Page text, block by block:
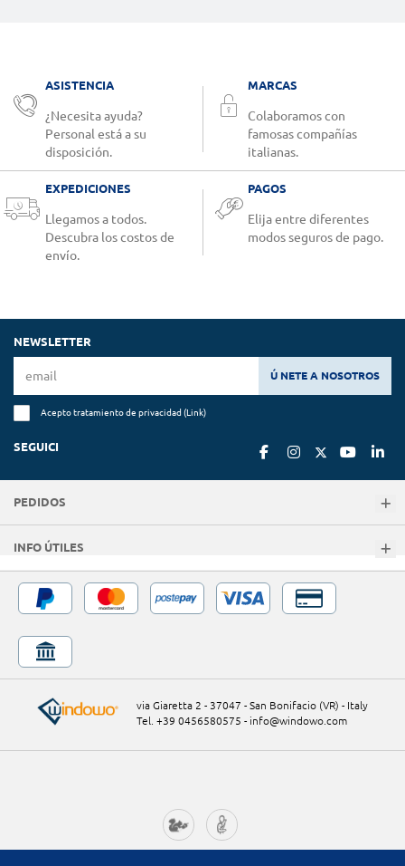
ASISTENCIA
¿Necesita ayuda?
Personal está a su
disposición.
MARCAS
Colaboramos con
famosas compañías
italianas.
EXPEDICIONES
Llegamos a todos.
Descubra los costos de
envío.
PAGOS
Elija entre diferentes
modos seguros de pago.
NEWSLETTER
Ú NETE A NOSOTROS
Acepto tratamiento de privacidad (Link)
SEGUICI
PEDIDOS
INFO ÚTILES
via Giaretta 2 - 37047 - San Bonifacio (VR) - Italy
Tel. +39 0456580575 - info@windowo.com